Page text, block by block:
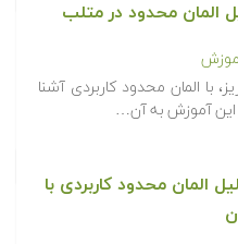
المان محدود در متلب
با المان محدود کاربردی آشنا
آموزش به آن…
المان محدود کاربردی با